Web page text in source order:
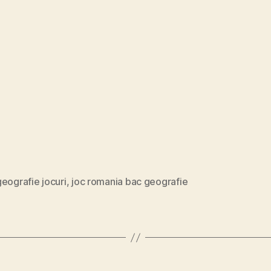
jocuri, joc romania bac geografie